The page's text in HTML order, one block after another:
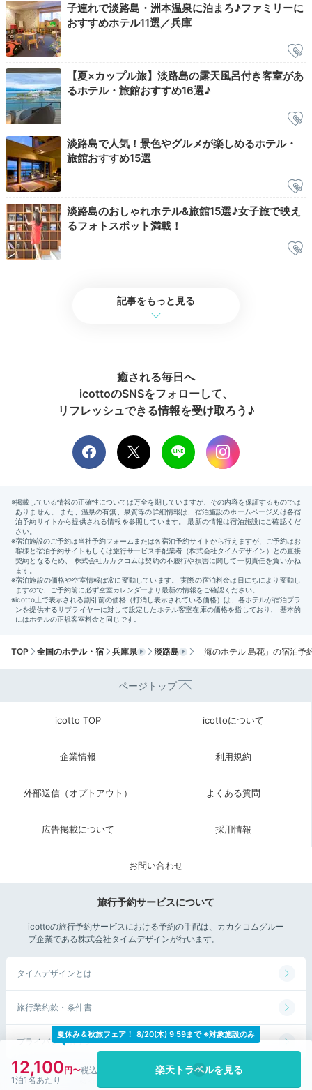
12,100
1泊1名あたり
夏休み＆秋旅フェア！ 8/20(木) 9:59まで ※対象施設のみ
楽天トラベルを見る
子連れで淡路島・洲本温泉に泊まろ♪ファミリーに
おすすめホテル11選／兵庫
【夏×カップル旅】淡路島の露天風呂付き客室があ
るホテル・旅館おすすめ16選♪
淡路島で人気！景色やグルメが楽しめるホテル・
旅館おすすめ15選
淡路島のおしゃれホテル&旅館15選♪女子旅で映え
るフォトスポット満載！
記事をもっと見る
癒される毎日へ
icottoのSNSをフォローして、
リフレッシュできる情報を受け取ろう♪
TOP 全国のホテル・宿 兵庫県 淡路島 「海のホテル 島花」の宿泊予
ページトップ
icotto TOP icottoについて
企業情報 利用規約
外部送信（オプトアウト） よくある質問
広告掲載について 採用情報
お問い合わせ
旅行予約サービスについて
icottoの旅行予約サービスにおける予約の手配は、カカクコムグルー
プ企業である株式会社タイムデザインが行います。
タイムデザインとは
旅行業約款・条件書
プライバシーポリシー